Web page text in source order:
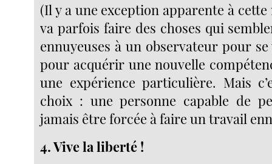
(Il y a une exception apparente à
va parfois faire des choses qui
ennuyeuses à un observateur pour
pour acquérir une nouvelle
une expérience particulière. Mais
choix : une personne capable de
jamais être forcée à faire un travail
4. Vive la liberté !